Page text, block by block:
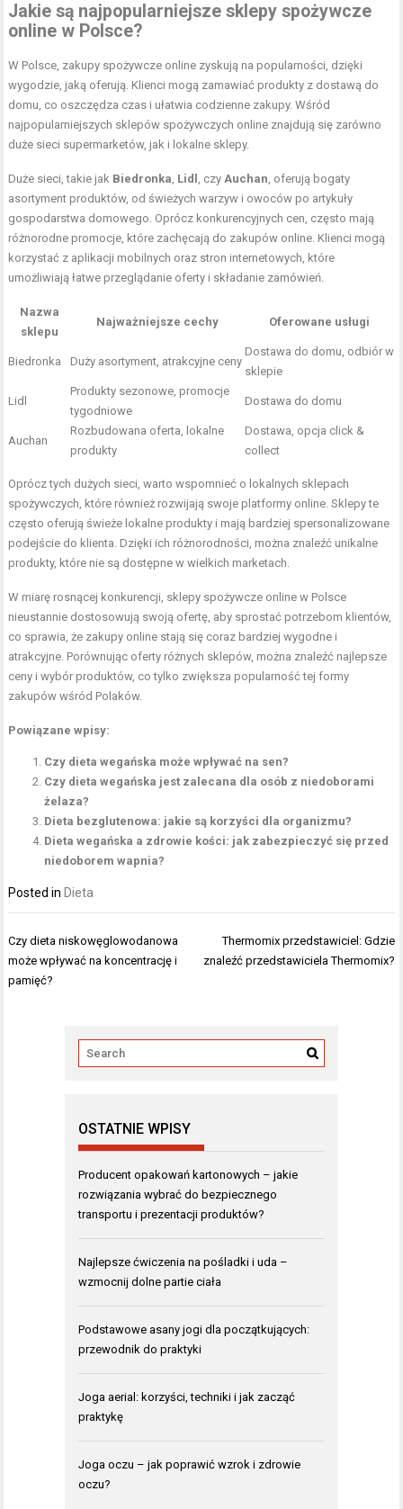
Jakie są najpopularniejsze sklepy spożywcze
online w Polsce?
W Polsce, zakupy spożywcze online zyskują na popularności, dzięki
wygodzie, jaką oferują. Klienci mogą zamawiać produkty z dostawą do
domu, co oszczędza czas i ułatwia codzienne zakupy. Wśród
najpopularniejszych sklepów spożywczych online znajdują się zarówno
duże sieci supermarketów, jak i lokalne sklepy.
Duże sieci, takie jak Biedronka, Lidl , czyAuchan, oferują bogaty
asortyment produktów, od świeżych warzyw i owoców po artykuły
gospodarstwa domowego. Oprócz konkurencyjnych cen, często mają
różnorodne promocje, które zachęcają do zakupów online. Klienci mogą
korzystać z aplikacji mobilnych oraz stron internetowych, które
umożliwiają łatwe przeglądanie oferty i składanie zamówień.
Nazwa
sklepu
Najważniejsze cechy Oferowane usługi
Biedronka Duży asortyment, atrakcyjne ceny
Dostawa do domu, odbiór w
sklepie
Lidl
Produkty sezonowe, promocje
tygodniowe
Dostawa do domu
Auchan
Rozbudowana oferta, lokalne
produkty
Dostawa, opcja click &
collect
Oprócz tych dużych sieci, warto wspomnieć o lokalnych sklepach
spożywczych, które również rozwijają swoje platformy online. Sklepy te
często oferują świeże lokalne produkty i mają bardziej spersonalizowane
podejście do klienta. Dzięki ich różnorodności, można znaleźć unikalne
produkty, które nie są dostępne w wielkich marketach.
W miarę rosnącej konkurencji, sklepy spożywcze online w Polsce
nieustannie dostosowują swoją ofertę, aby sprostać potrzebom klientów,
co sprawia, że zakupy online stają się coraz bardziej wygodne i
atrakcyjne. Porównując oferty różnych sklepów, można znaleźć najlepsze
ceny i wybór produktów, co tylko zwiększa popularność tej formy
zakupów wśród Polaków.
Powiązane wpisy:
Czy dieta wegańska może wpływać na sen?
Czy dieta wegańska jest zalecana dla osób z niedoborami
żelaza?
Dieta bezglutenowa: jakie są korzyści dla organizmu?
Dieta wegańska a zdrowie kości: jak zabezpieczyć się przed
niedoborem wapnia?
Posted in Dieta
Nawigacja
wpisu
Czy dieta niskowęglowodanowa
może wpływać na koncentrację i
pamięć?
Thermomix przedstawiciel: Gdzie
znaleźć przedstawiciela Thermomix?
OSTATNIE WPISY
Producent opakowań kartonowych – jakie
rozwiązania wybrać do bezpiecznego
transportu i prezentacji produktów?
Najlepsze ćwiczenia na pośladki i uda –
wzmocnij dolne partie ciała
Podstawowe asany jogi dla początkujących:
przewodnik do praktyki
Joga aerial: korzyści, techniki i jak zacząć
praktykę
Joga oczu – jak poprawić wzrok i zdrowie
oczu?